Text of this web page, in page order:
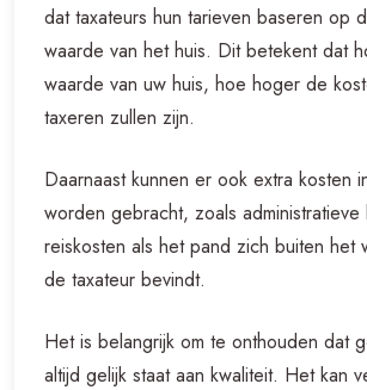
dat taxateurs hun tarieven baseren op
waarde van het huis. Dit betekent dat
waarde van uw huis, hoe hoger de
taxeren zullen zijn.
Daarnaast kunnen er ook extra kosten
worden gebracht, zoals
reiskosten als het pand zich buiten het
de taxateur bevindt.
Het is belangrijk om te onthouden dat
altijd gelijk staat aan kwaliteit. Het kan